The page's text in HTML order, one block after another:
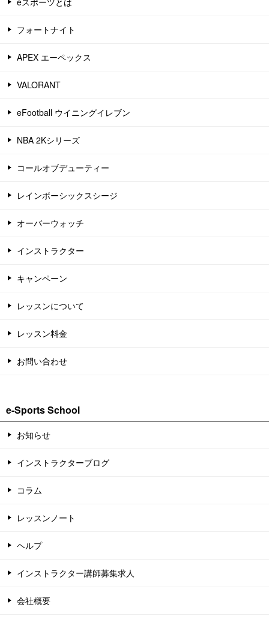
フォートナイト
APEX エーペックス
VALORANT
eFootball ウイニングイレブン
NBA 2Kシリーズ
コールオブデューティー
レインボーシックスシージ
オーバーウォッチ
インストラクター
キャンペーン
レッスンについて
レッスン料金
お問い合わせ
e-Sports School
お知らせ
インストラクターブログ
コラム
レッスンノート
ヘルプ
インストラクター講師募集求人
会社概要